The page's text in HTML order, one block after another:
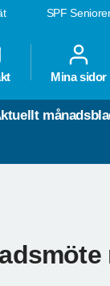
SPF
Mina sidor